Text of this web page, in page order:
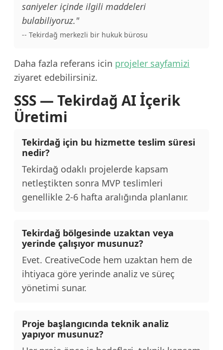
saniyeler içinde ilgili maddeleri
bulabiliyoruz."
-- Tekirdağ merkezli bir hukuk bürosu
Daha fazla referans icin projeler sayfamizi
ziyaret edebilirsiniz.
SSS — Tekirdağ AI İçerik
Üretimi
Tekirdağ için bu hizmette teslim süresi
nedir?
Tekirdağ odaklı projelerde kapsam
netleştikten sonra MVP teslimleri
genellikle 2-6 hafta aralığında planlanır.
Tekirdağ bölgesinde uzaktan veya
yerinde çalışıyor musunuz?
Evet. CreativeCode hem uzaktan hem de
ihtiyaca göre yerinde analiz ve süreç
yönetimi sunar.
Proje başlangıcında teknik analiz
yapıyor musunuz?